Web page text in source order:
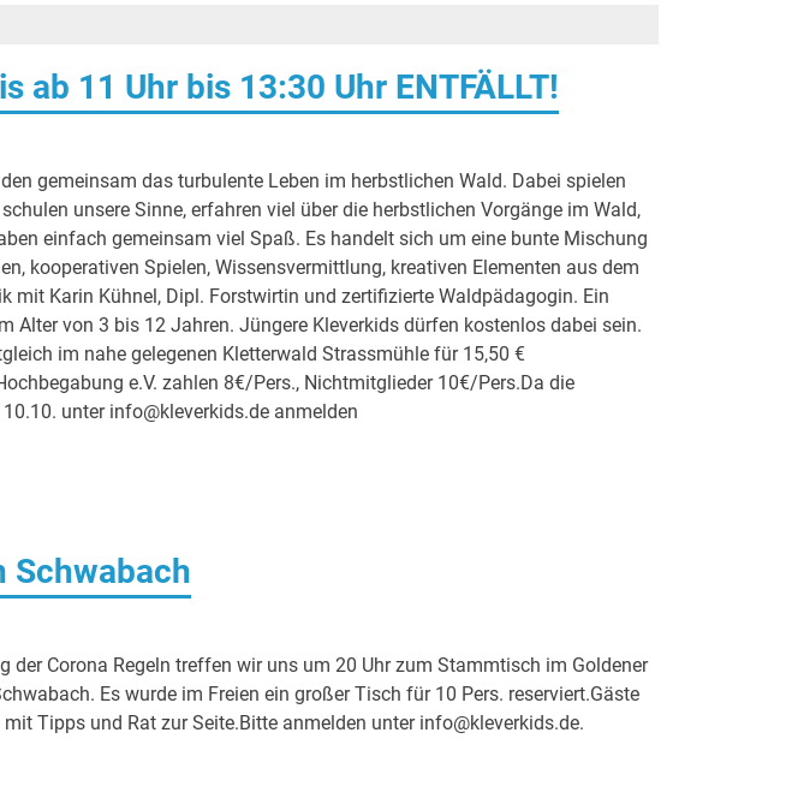
ab 11 Uhr bis 13:30 Uhr ENTFÄLLT!
gemeinsam das turbulente Leben im herbstlichen Wald. Dabei spielen
unsere Sinne, erfahren viel über die herbstlichen Vorgänge im Wald,
einfach gemeinsam viel Spaß. Es handelt sich um eine bunte Mischung
kooperativen Spielen, Wissensvermittlung, kreativen Elementen aus dem
mit Karin Kühnel, Dipl. Forstwirtin und zertifizierte Waldpädagogin. Ein
Alter von 3 bis 12 Jahren. Jüngere Kleverkids dürfen kostenlos dabei sein.
im nahe gelegenen Kletterwald Strassmühle für 15,50 €
e.V. zahlen 8€/Pers., Nichtmitglieder 10€/Pers.Da die
unter info@kleverkids.de anmelden
Schwabach
der Corona Regeln treffen wir uns um 20 Uhr zum Stammtisch im Goldener
Es wurde im Freien ein großer Tisch für 10 Pers. reserviert.Gäste
Tipps und Rat zur Seite.Bitte anmelden unter info@kleverkids.de.